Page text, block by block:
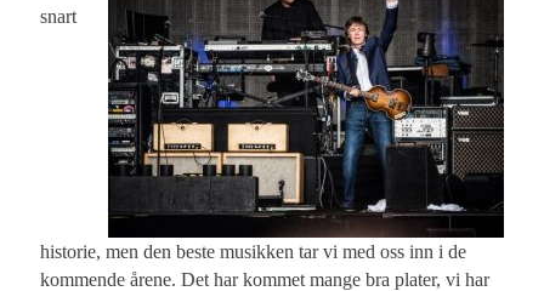
snart
historie, men den beste musikken tar vi med oss inn i de
kommende årene. Det har kommet mange bra plater, vi har